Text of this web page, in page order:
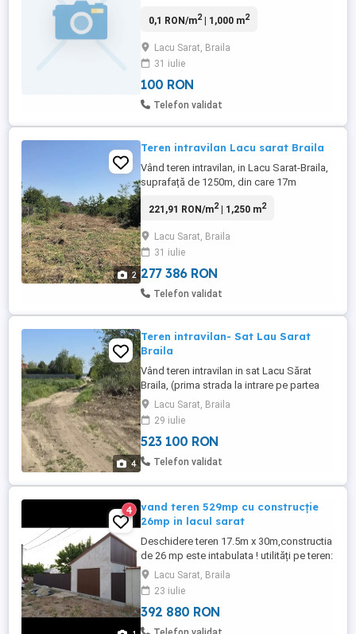
pentru cultivat legume sau altă folosintă.
0,1 RON/m2| 1,000 m2
Lacu Sarat, Braila
31 iulie
100 RON
Telefon validat
2
Teren intravilan Lacu sarat Braila
Vând teren intravilan, in Lacu Sarat-Braila,
suprafață de 1250m, din care 17m
apa și gazele pe partea cu locul,
fie asfaltat. Terenul este liber, fără
construcții pe el. Actele sunt in regula.
221,91 RON/m2| 1,250 m2
Lacu Sarat, Braila
31 iulie
277 386 RON
Telefon validat
4
Teren intravilan- Sat Lau Sarat
Braila
Vând teren intravilan in sat Lacu Sărat
Braila, (prima strada la intrare pe partea
dreaptă) Suprafața de 5000 m2 ( 32 m
deschidere și 160 m lungime) Pretul este
de 20 euro m2
Lacu Sarat, Braila
29 iulie
523 100 RON
Telefon validat
4
vand teren 529mp cu construcție
26mp in lacul sarat
Deschidere teren 17.5m x 30m,constructia
de 26 mp este intabulata ! utilități pe teren:
-apa potabilă cu camin si apometru -
canalizare 2024 -curent 220 v plus panouri
fotovoltaice de 3 kw cu invertor de 5kw +
dosar prosumator -gaze trase cu tot cu
instalația interioară Prețul este fix 75 mii
Lacu Sarat, Braila
23 iulie
392 880 RON